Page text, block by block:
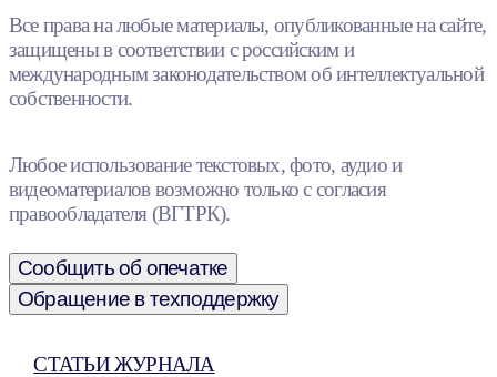
Все права на любые материалы, опубликованные на сайте,
защищены в соответствии с российским и
международным законодательством об интеллектуальной
собственности.
Любое использование текстовых, фото, аудио и
видеоматериалов возможно только с согласия
правообладателя (ВГТРК).
Сообщить об опечатке
Обращение в техподдержку
СТАТЬИ ЖУРНАЛА